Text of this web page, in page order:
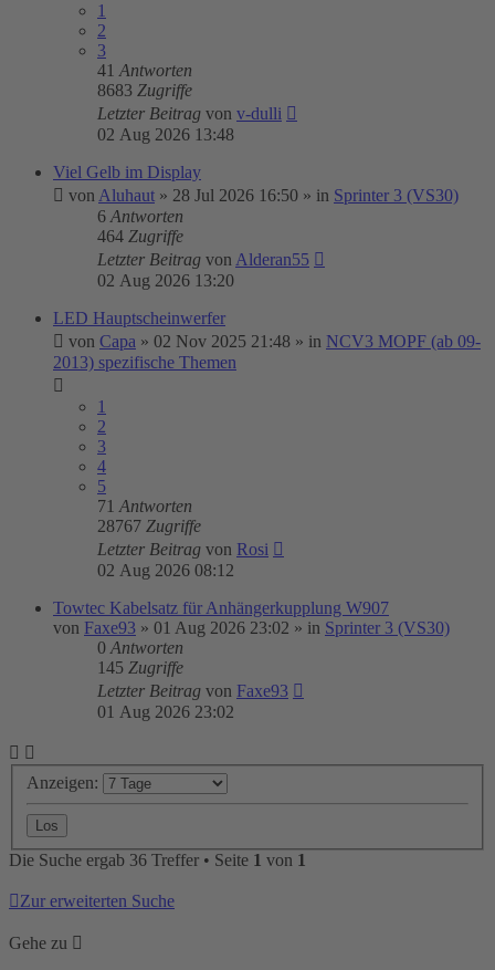
1
2
3
41 Antworten
8683 Zugriffe
Letzter Beitrag von v-dulli
02 Aug 2026 13:48
Viel Gelb im Display
von Aluhaut » 28 Jul 2026 16:50 » in Sprinter 3 (VS30)
6 Antworten
464 Zugriffe
Letzter Beitrag von Alderan55
02 Aug 2026 13:20
LED Hauptscheinwerfer
von Capa » 02 Nov 2025 21:48 » in NCV3 MOPF (ab 09-
2013) spezifische Themen
1
2
3
4
5
71 Antworten
28767 Zugriffe
Letzter Beitrag von Rosi
02 Aug 2026 08:12
Towtec Kabelsatz für Anhängerkupplung W907
von Faxe93 » 01 Aug 2026 23:02 » in Sprinter 3 (VS30)
0 Antworten
145 Zugriffe
Letzter Beitrag von Faxe93
01 Aug 2026 23:02
Anzeigen:
Die Suche ergab 36 Treffer • Seite 1 von 1
Zur erweiterten Suche
Gehe zu